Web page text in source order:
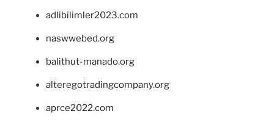
adlibilimler2023.com
naswwebed.org
balithut-manado.org
alteregotradingcompany.org
aprce2022.com